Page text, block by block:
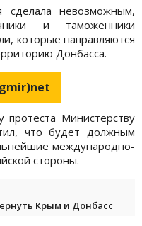
невозможным,
и таможенники
которые направляются
Донбасса.
Министерству
что будет должным
международно-
стороны.
Крым и Донбасс